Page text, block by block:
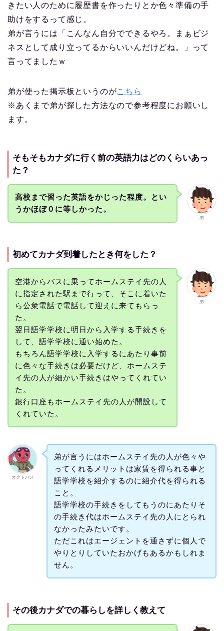
きたい人のために履歴書を作ったりとか色々準備の手
助けをするって感じ。
弟が言うには「こんなん自分でできるやろ。まぁビジ
ネスとして成り立ってるからいいんだけどね。」って
言ってましたｗ
弟が使った掲示板というのがこちら
※あくまで弟が探した方法なので参考程度にお願いし
ます。
そもそもカナダに行く前の英語力はどのくらいあっ
た？
弟
高校まで習った英語をかじった程度。とい
うかほぼ０に等しかった。
初めてカナダ到着したとき何をした？
弟
空港からバスに乗ってホームステイ先の人
に指定された駅まで行って、そこに着いた
ら公衆電話で電話して迎えに来てもらっ
た。
翌日語学学校に明日から入学する手続きを
して、語学学校に通い始めた。
もちろん語学学校に入学するにあたり事前
に色々な手続きは必要だけど、ホームステ
イ先の人が細かい手続きはやってくれてい
た。
銀行口座もホームステイ先の人が開設して
くれていた。
オクトパス
弟が言うにはホームステイ先の人が色々や
ってくれるメリットは家賃を得られる事と
語学学校を紹介するのに紹介代を得られる
こと。
語学学校の手続きをしてもうのにあたりそ
の手続き代はホームステイ先の人にとられ
なかったみたいです。
ただこれはエージェントを通さずに個人で
やりとりしていたおかげもあるかもしれま
せん。
その後カナダでの暮らしを詳しく教えて